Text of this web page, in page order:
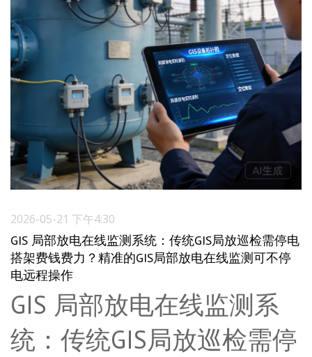
2026-05-21 下午4:30
GIS 局部放电在线监测系统：传统GIS局放巡检需停电
搭架费钱费力？精准的GIS局部放电在线监测可不停
电远程操作
GIS 局部放电在线监测系
统：传统GIS局放巡检需停